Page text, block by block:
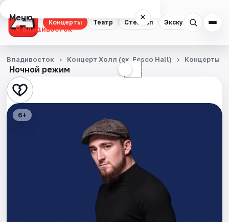
Концерты Театр Стендап Экскурсии
Меню ×
Владивосток
Концерты
Театр
Стендап
Ночной режим ☾
Владивосток Концерт Холл (ex. Fesco Hall) Концерты
6+